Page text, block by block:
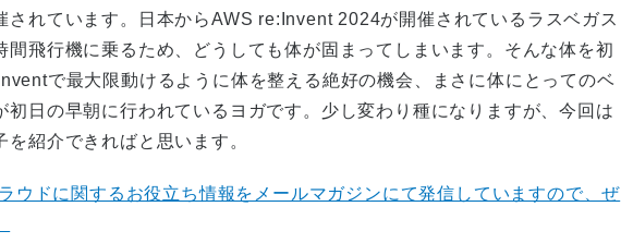
されています。日本からAWS re:Invent 2024が開催されているラスベガス
間飛行機に乗るため、どうしても体が固まってしまいます。そんな体を初
で最大限動けるように体を整える絶好の機会、まさに体にとってのベ
初日の早朝に行われているヨガです。少し変わり種になりますが、今回は
紹介できればと思います。
ウドに関するお役立ち情報をメールマガジンにて発信していますので、ぜ